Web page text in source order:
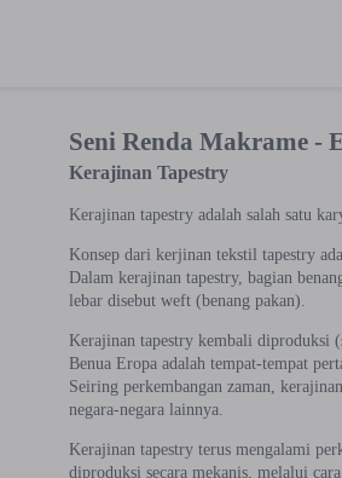
Seni Renda Makrame -
Kerajinan Tapestry
Kerajinan tapestry adalah salah satu
Konsep dari kerjinan tekstil tapestry
Dalam kerajinan tapestry, bagian
lebar disebut weft (benang pakan).
Kerajinan tapestry kembali diproduksi
Benua Eropa adalah tempat-tempat
Seiring perkembangan zaman,
negara-negara lainnya.
Kerajinan tapestry terus mengalami
diproduksi secara mekanis, melalui